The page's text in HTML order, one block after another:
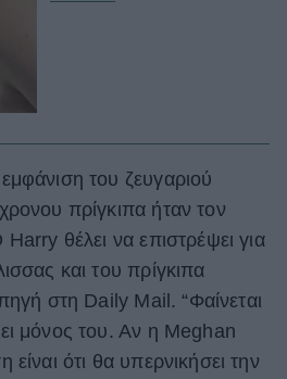
του ζευγαριού
πρίγκιπα ήταν τον
θέλει να επιστρέψει για
και του πρίγκιπα
στη Daily Mail. “Φαίνεται
μόνος του. Αν η Meghan
είναι ότι θα υπερνικήσει την